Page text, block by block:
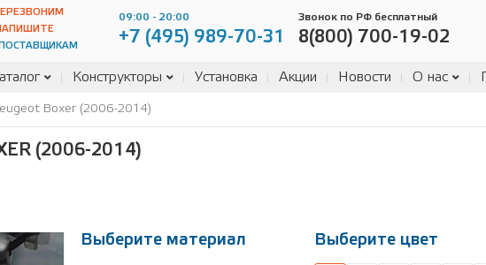
ПОСТАВЩИКАМ
09:00 - 20:00
+7 (495) 989-70-31
Звонок по РФ бесплатный
8(800) 700-19-02
Конструкторы Установка Акции Новости О нас
Boxer (2006-2014)
(2006-2014)
Выберите материал Выберите цвет